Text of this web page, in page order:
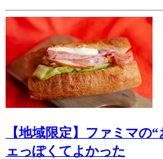
【地域限定】ファミマの
ェっぽくてよかった